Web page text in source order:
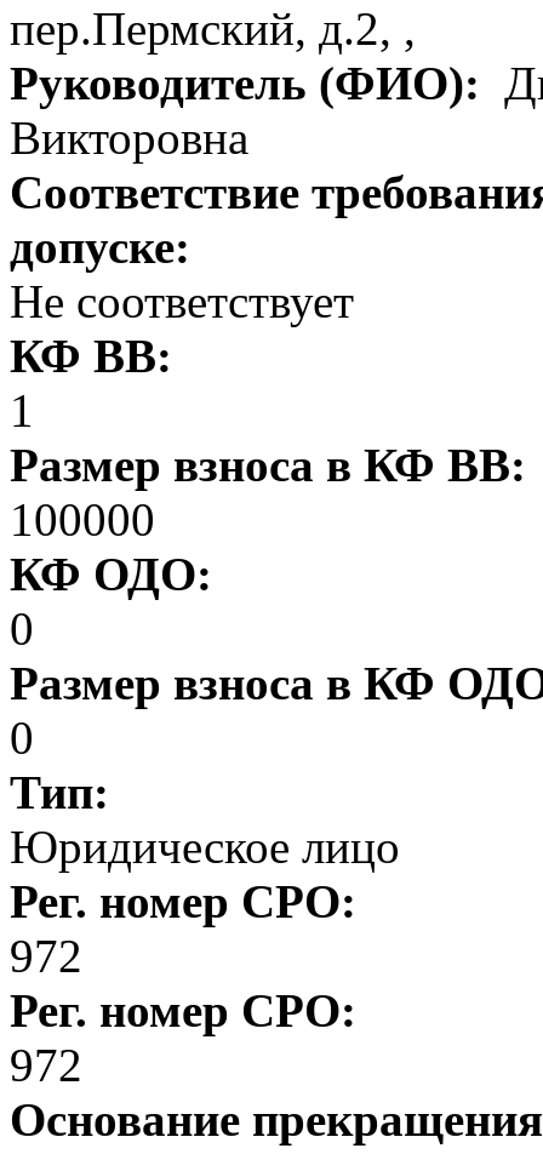
пер.Пермский, д.2, ,
Руководитель (ФИО):
Викторовна
Соответствие
допуске:
Не соответствует
КФ ВВ:
1
Размер взноса в КФ ВВ:
100000
КФ ОДО:
0
Размер взноса в КФ
0
Тип:
Юридическое лицо
Рег. номер СРО:
972
Рег. номер СРО:
972
Основание